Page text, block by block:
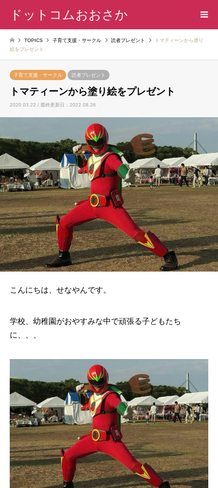
ドットコムおおさか
TOPICS 子育て支援・サークル 読者プレゼント
トマティーンから塗り
絵をプレゼント
子育て支援・サークル 読者プレゼント
トマティーンから塗り絵をプレゼント
2020.03.22 / 最終更新日：2022.08.26
こんにちは、せなやんです。
学校、幼稚園がおやすみな中で頑張る子どもたち
に、、、